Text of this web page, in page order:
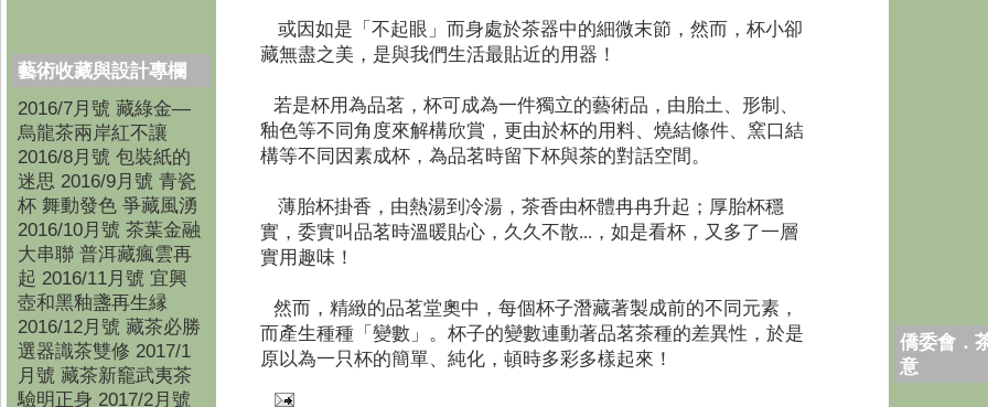
藝術收藏與設計專欄
2016/7月號 藏綠金—
烏龍茶兩岸紅不讓
2016/8月號 包裝紙的
迷思 2016/9月號 青瓷
杯 舞動發色 爭藏風湧
2016/10月號 茶葉金融
大串聯 普洱藏瘋雲再
起 2016/11月號 宜興
壺和黑釉盞再生縁
2016/12月號 藏茶必勝
選器識茶雙修 2017/1
月號 藏茶新竉武夷茶
驗明正身 2017/2月號
或因如是「不起眼」而身處於茶器中的細微末節，然而，杯小卻
藏無盡之美，是與我們生活最貼近的用器！
若是杯用為品茗，杯可成為一件獨立的藝術品，由胎土、形制、
釉色等不同角度來解構欣賞，更由於杯的用料、燒結條件、窯口結
構等不同因素成杯，為品茗時留下杯與茶的對話空間。
薄胎杯掛香，由熱湯到冷湯，茶香由杯體冉冉升起；厚胎杯穩
實，委實叫品茗時溫暖貼心，久久不散...，如是看杯，又多了一層
實用趣味！
然而，精緻的品茗堂奧中，每個杯子潛藏著製成前的不同元素，
而產生種種「變數」。杯子的變數連動著品茗茶種的差異性，於是
原以為一只杯的簡單、純化，頓時多彩多樣起來！
僑委會．
意